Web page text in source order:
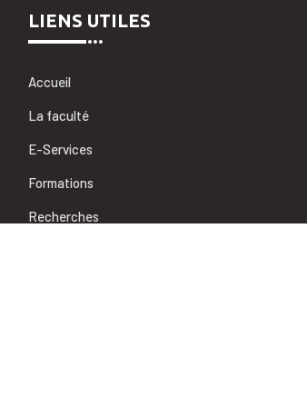
LIENS UTILES
Accueil
La faculté
E-Services
Formations
Recherches